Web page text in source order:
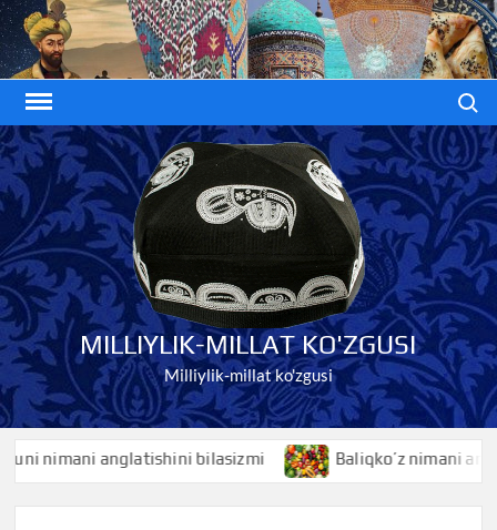
Skip
to
content
MILLIYLIK-MILLAT KO'ZGUSI
Milliylik-millat ko'zgusi
anglatishini bilasizmi Baliqko’z nimani